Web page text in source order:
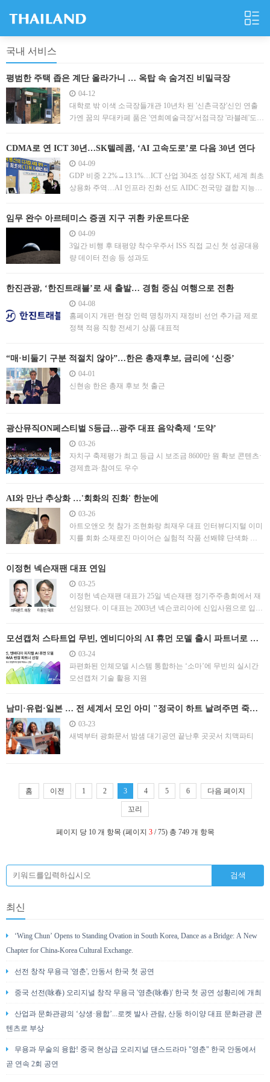
국내 서비스
평범한 주택 좁은 계단 올라가니 … 옥탑 속 숨겨진 비밀극장
04-12
대학로 밖 이색 소극장들개관 10년차 된 '신촌극장'신인 연출
가엔 꿈의 무대카페 품은 '연희예술극장'서점극장 '라블레'도
CDMA로 연 ICT 30년…SK텔레콤, ‘AI 고속도로’로 다음 30년 연다
04-09
GDP 비중 2.2%→13.1%…ICT 산업 304조 성장 SKT, 세계 최초
상용화 주역…AI 인프라 진화 선도 AIDC·전국망 결합 지능형
임무 완수 아르테미스 증권 지구 귀환 카운트다운
04-09
3일간 비행 후 태평양 착수우주서 ISS 직접 교신 첫 성공대용
량 데이터 전송 등 성과도
한진관광, ‘한진트래블’로 새 출발… 경험 중심 여행으로 전환
04-08
홈페이지 개편·현장 인력 명칭까지 재정비 선언 추가금 제로
정책 적용 직항 전세기 상품 대표적
“매·비둘기 구분 적절치 않아”…한은 총재후보, 금리에 ‘신중’
04-01
신현송 한은 총재 후보 첫 출근
광산뮤직ON페스티벌 S등급…광주 대표 음악축제 ‘도약’
03-26
자치구 축제평가 최고 등급 시 보조금 8600만 원 확보 콘텐츠·
경제효과·참여도 우수
AI와 만난 추상화 …'회화의 진화' 한눈에
03-26
아트오앤오 첫 참가 조현화랑 최재우 대표 인터뷰디지털 이미
지를 회화 소재로진 마이어슨 실험적 작품 선봬韓 단색화 열
이정헌 넥슨재팬 대표 연임
03-25
이정헌 넥슨재팬 대표가 25일 넥슨재팬 정기주주총회에서 재
선임됐다. 이 대표는 2003년 넥슨코리아에 신입사원으로 입사
대표를 맡아 넥슨이 지난해까지 2년 연속 역대 최대 매출을 거
두는 데 일등공신 역할을 했다. 이날 주총에서는 패트릭 쇠더
룬드 회장의 일반이사(사내이사) 재선임 안건도 가결됐다..
모션캡처 스타트업 무빈, 엔비디아의 AI 휴먼 모델 출시 파트너로 선
정
03-24
파편화된 인체모델 시스템 통합하는 ‘소마’에 무빈의 실시간
모션캡처 기술 활용 지원
남미·유럽·일본 … 전 세계서 모인 아미 "정국이 하트 날려주면 죽어
도 여한 없죠"
03-23
새벽부터 광화문서 밤샘 대기공연 끝난후 곳곳서 치맥파티
홈 이전 1 2 3 4 5 6 다음 페이지
꼬리
페이지 당 10 개 항목 (페이지 3/ 75) 총 749 개 항목
최신
‘Wing Chun’ Opens to Standing Ovation in South Korea, Dance as a Bridge: A New
Chapter for China-Korea Cultural Exchange.
선전 창작 무용극 '영춘', 안동서 한국 첫 공연
중국 선전(咏春) 오리지널 창작 무용극 '영춘(咏春)' 한국 첫 공연 성황리에 개최
산업과 문화관광의 ‘상생·융합’...로켓 발사 관람, 산둥 하이양 대표 문화관광 콘
텐츠로 부상
무용과 무술의 융합! 중국 현상급 오리지널 댄스드라마 "영춘" 한국 안동에서
곧 연속 2회 공연